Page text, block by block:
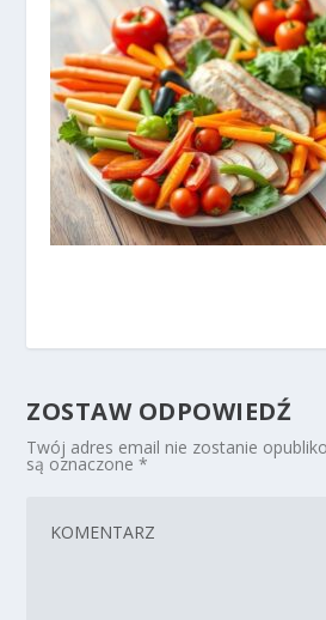
ZOSTAW ODPOWIEDŹ
Twój adres email nie zostanie
są oznaczone*